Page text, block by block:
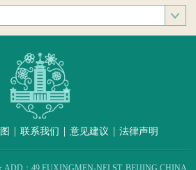
联系我们 意见建议 法律声明